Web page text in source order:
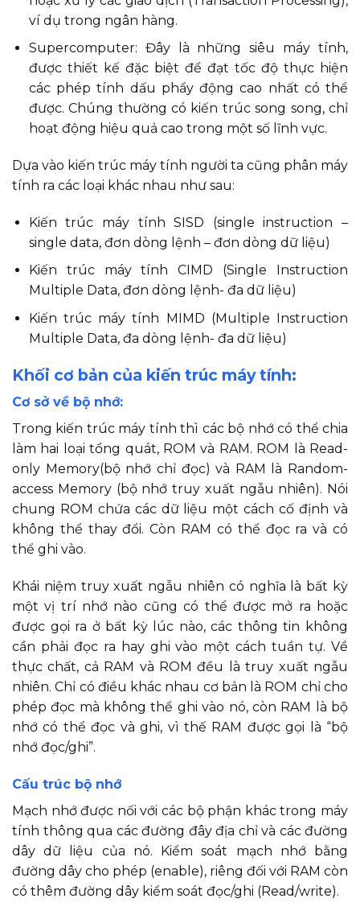
ví dụ trong ngân hàng.
Supercomputer: Đây là những siêu máy tính,
được thiết kế đặc biệt để đạt tốc độ thực hiện
các phép tính dấu phẩy động cao nhất có thể
được. Chúng thường có kiến trúc song song, chỉ
hoạt động hiệu quả cao trong một số lĩnh vực.
Dựa vào kiến trúc máy tính người ta cũng phân máy
tính ra các loại khác nhau như sau:
Kiến trúc máy tính SISD (single instruction –
single data, đơn dòng lệnh – đơn dòng dữ liệu)
Kiến trúc máy tính CIMD (Single Instruction
Multiple Data, đơn dòng lệnh- đa dữ liệu)
Kiến trúc máy tính MIMD (Multiple Instruction
Multiple Data, đa dòng lệnh- đa dữ liệu)
Khối cơ bản của kiến trúc máy tính:
Cơ sở về bộ nhớ:
Trong kiến trúc máy tính thì các bộ nhớ có thể chia
làm hai loại tổng quát, ROM và RAM. ROM là Read-
only Memory(bộ nhớ chỉ đọc) và RAM là Random-
access Memory (bộ nhớ truy xuất ngẫu nhiên). Nói
chung ROM chứa các dữ liệu một cách cố định và
không thể thay đổi. Còn RAM có thể đọc ra và có
thể ghi vào.
Khái niệm truy xuất ngẫu nhiên có nghĩa là bất kỳ
một vị trí nhớ nào cũng có thể được mở ra hoặc
được gọi ra ở bất kỳ lúc nào, các thông tin không
cần phải đọc ra hay ghi vào một cách tuần tự. Về
thực chất, cả RAM và ROM đều là truy xuất ngẫu
nhiên. Chỉ có điều khác nhau cơ bản là ROM chỉ cho
phép đọc mà không thể ghi vào nó, còn RAM là bộ
nhớ có thể đọc và ghi, vì thế RAM được gọi là “bộ
nhớ đọc/ghi”.
Cấu trúc bộ nhớ
Mạch nhớ được nối với các bộ phận khác trong máy
tính thông qua các đường đây địa chỉ và các đường
dây dữ liệu của nó. Kiểm soát mạch nhớ bằng
đường dây cho phép (enable), riêng đối với RAM còn
có thêm đường dây kiểm soát đọc/ghi (Read/write).